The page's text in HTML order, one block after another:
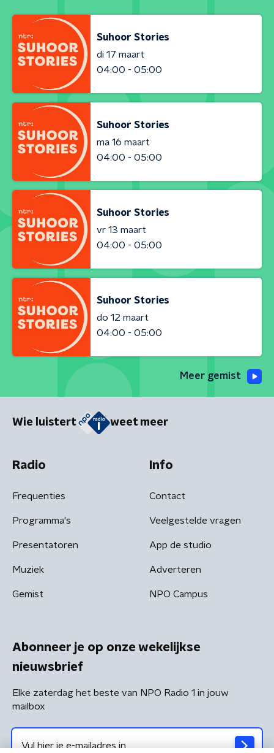
Suhoor Stories
di 17 maart
04:00 - 05:00
Suhoor Stories
ma 16 maart
04:00 - 05:00
Suhoor Stories
vr 13 maart
04:00 - 05:00
Suhoor Stories
do 12 maart
04:00 - 05:00
Meer gemist
Wie luistert weet meer
Radio
Frequenties
Programma's
Presentatoren
Muziek
Gemist
Info
Contact
Veelgestelde vragen
App de studio
Adverteren
NPO Campus
Abonneer je op onze wekelijkse
nieuwsbrief
Elke zaterdag het beste van NPO Radio 1 in jouw
mailbox